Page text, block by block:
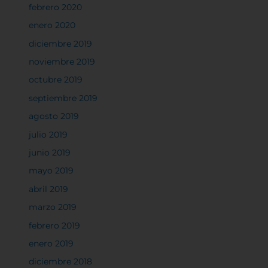
febrero 2020
enero 2020
diciembre 2019
noviembre 2019
octubre 2019
septiembre 2019
agosto 2019
julio 2019
junio 2019
mayo 2019
abril 2019
marzo 2019
febrero 2019
enero 2019
diciembre 2018
experiencia en el sitio y los servicios que podemos
Permitir todas
Sistema de personalización de cookies
Cookies de rendimiento